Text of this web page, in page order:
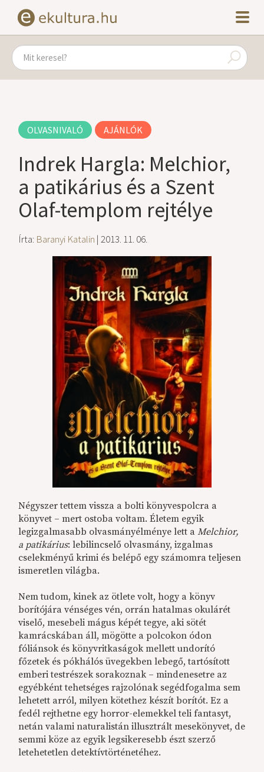
OLVASNIVALÓ AJÁNLÓK
Indrek Hargla: Melchior,
a patikárius és a Szent
Olaf-templom rejtélye
Írta: Baranyi Katalin | 2013. 11. 06.
Négyszer tettem vissza a bolti könyvespolcra a
könyvet – mert ostoba voltam. Életem egyik
legizgalmasabb olvasmányélménye lett aMelchior,
a patikárius: lebilincselő olvasmány, izgalmas
cselekményű krimi és belépő egy számomra teljesen
ismeretlen világba.
Nem tudom, kinek az ötlete volt, hogy a könyv
borítójára vénséges vén, orrán hatalmas okulárét
viselő, mesebeli mágus képét tegye, aki sötét
kamrácskában áll, mögötte a polcokon ódon
fóliánsok és könyvritkaságok mellett undorító
főzetek és pókhálós üvegekben lebegő, tartósított
emberi testrészek sorakoznak – mindenesetre az
egyébként tehetséges rajzolónak segédfogalma sem
lehetett arról, milyen kötethez készít borítót. Ez a
fedél rejthetne egy horror-elemekkel teli fantasyt,
netán valami naturalistán illusztrált mesekönyvet, de
semmi köze az egyik legsikeresebb észt szerző
letehetetlen detektívtörténetéhez.